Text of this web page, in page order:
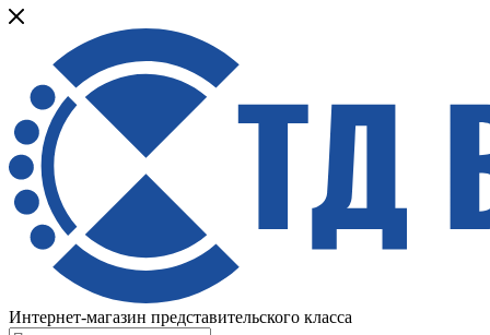
Интернет-магазин представительского класса